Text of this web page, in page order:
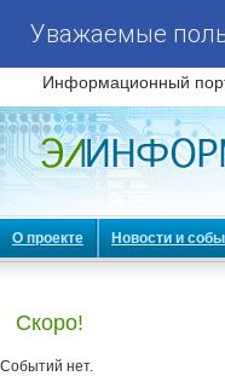
Уважаемые
Информационный
О проекте Новости и
Скоро!
Событий нет.